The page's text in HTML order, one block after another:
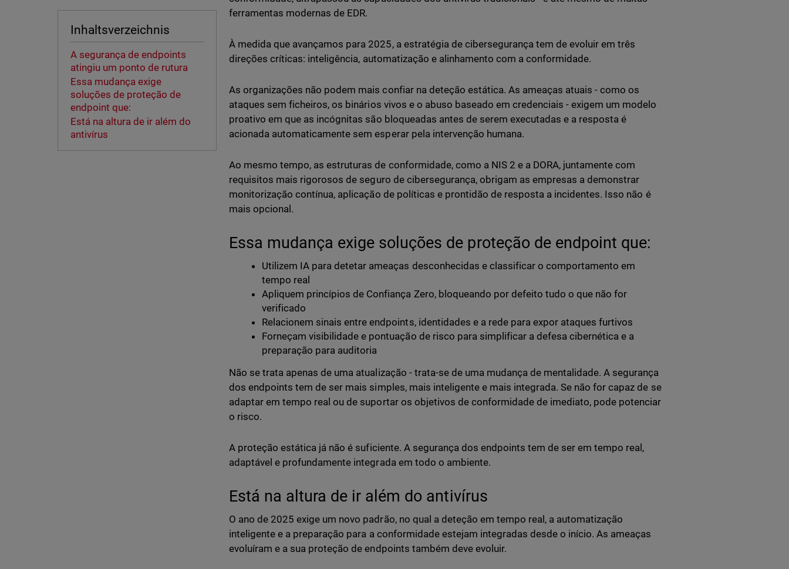
Inhaltsverzeichnis
A segurança de endpoints
atingiu um ponto de rutura
Essa mudança exige
soluções de proteção de
endpoint que:
Está na altura de ir além do
antivírus
ferramentas modernas de EDR.
À medida que avançamos para 2025, a estratégia de cibersegurança tem de evoluir em três
direções críticas: inteligência, automatização e alinhamento com a conformidade.
As organizações não podem mais confiar na deteção estática. As ameaças atuais - como os
ataques sem ficheiros, os binários vivos e o abuso baseado em credenciais - exigem um modelo
proativo em que as incógnitas são bloqueadas antes de serem executadas e a resposta é
acionada automaticamente sem esperar pela intervenção humana.
Ao mesmo tempo, as estruturas de conformidade, como a NIS 2 e a DORA, juntamente com
requisitos mais rigorosos de seguro de cibersegurança, obrigam as empresas a demonstrar
monitorização contínua, aplicação de políticas e prontidão de resposta a incidentes. Isso não é
mais opcional.
Essa mudança exige soluções de proteção de endpoint que:
Utilizem IA para detetar ameaças desconhecidas e classificar o comportamento em
tempo real
Apliquem princípios de Confiança Zero, bloqueando por defeito tudo o que não for
verificado
Relacionem sinais entre endpoints, identidades e a rede para expor ataques furtivos
Forneçam visibilidade e pontuação de risco para simplificar a defesa cibernética e a
preparação para auditoria
Não se trata apenas de uma atualização - trata-se de uma mudança de mentalidade. A segurança
dos endpoints tem de ser mais simples, mais inteligente e mais integrada. Se não for capaz de se
adaptar em tempo real ou de suportar os objetivos de conformidade de imediato, pode potenciar
o risco.
A proteção estática já não é suficiente. A segurança dos endpoints tem de ser em tempo real,
adaptável e profundamente integrada em todo o ambiente.
Está na altura de ir além do antivírus
O ano de 2025 exige um novo padrão, no qual a deteção em tempo real, a automatização
inteligente e a preparação para a conformidade estejam integradas desde o início. As ameaças
evoluíram e a sua proteção de endpoints também deve evoluir.